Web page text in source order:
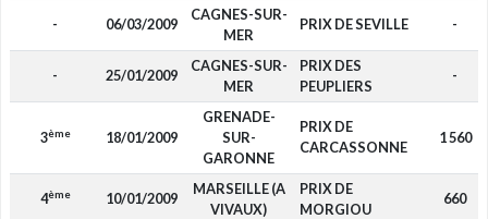
- 06/03/2009
CAGNES-SUR-
MER
PRIX DE SEVILLE -
- 25/01/2009
CAGNES-SUR-
MER
PRIX DES
PEUPLIERS
-
3ème 18/01/2009
GRENADE-
SUR-
GARONNE
PRIX DE
CARCASSONNE
1 560
4ème 10/01/2009
MARSEILLE (A
VIVAUX)
PRIX DE
MORGIOU
660